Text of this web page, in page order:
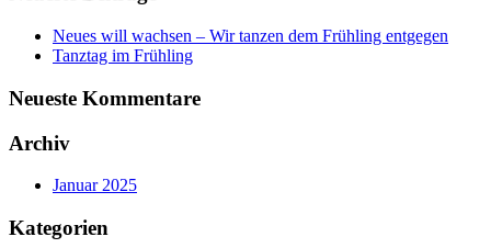
Neues will wachsen – Wir tanzen dem Frühling entgegen
Tanztag im Frühling
Neueste Kommentare
Archiv
Januar 2025
Kategorien